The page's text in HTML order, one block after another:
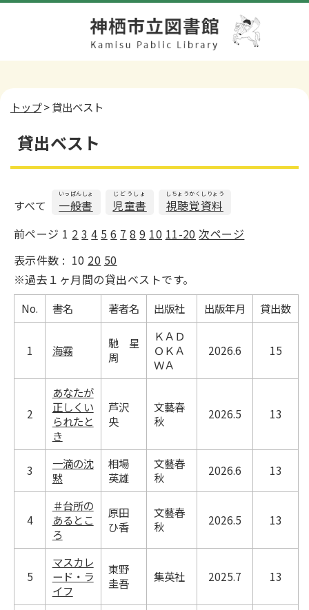
トップ> 貸出ベスト
貸出ベスト
すべて 一般書
いっぱんしょ
児童書
じどうしょ
視聴覚資料
しちょうかくしりょう
前ページ 1 2 3 4 5 6 7 8 9 10 11-20 次ページ
表示件数 : 10 20 50
※過去１ヶ月間の貸出ベストです。
No. 書名 著者名 出版社 出版年月 貸出数
1 海霧
馳 星
周
ＫＡＤ
ＯＫＡ
ＷＡ
2026.6 15
2
あなたが
正しくい
られたと
き
芦沢
央
文藝春
秋
2026.5 13
3
一滴の沈
黙
相場
英雄
文藝春
秋
2026.6 13
4
＃台所の
あるとこ
ろ
原田
ひ香
文藝春
秋
2026.5 13
5
マスカレ
ード・ラ
イフ
東野
圭吾
集英社 2025.7 13